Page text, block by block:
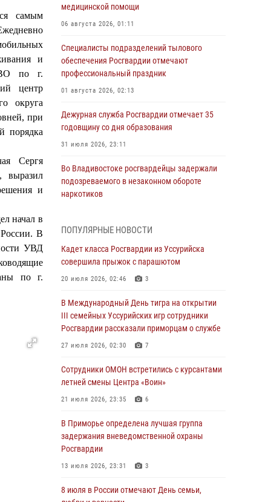
самым
и
по г.
центр
округа
при
порядка
Сергя
выразил
и
начал в
В
УВД
по г.
медицинской помощи
06 августа 2026, 01:11
Специалисты подразделений тылового
обеспечения Росгвардии отмечают
профессиональный праздник
01 августа 2026, 02:13
Дежурная служба Росгвардии отмечает 35
годовщину со дня образования
31 июля 2026, 23:11
Во Владивостоке росгвардейцы задержали
подозреваемого в незаконном обороте
наркотиков
Вопрос противодействия незаконному
обороту оружия рассмотрели на заседании
антитеррористической комиссии
Во Владивостоке во дворе жилого дома
сотрудники вневедомственной охраны
обнаружили запрещенные растения
В День Крещения Руси в Князь-
Владимирском храме – Главном храме
с крестным ходом
28 июля 2026, 10:29 3
Росгвардейцы в Приморье приняли участие в
28 июля 2026, 05:39 3
ПОПУЛЯРНЫЕ НОВОСТИ
Кадет класса Росгвардии из Уссурийска
совершила прыжок с парашютом
20 июля 2026, 02:46 3
В Международный День тигра на открытии
III семейных Уссурийских игр сотрудники
Росгвардии рассказали приморцам о службе
27 июля 2026, 02:30 7
Сотрудники ОМОН встретились с курсантами
летней смены Центра «Воин»
21 июля 2026, 23:35 6
В Приморье определена лучшая группа
задержания вневедомственной охраны
Росгвардии
13 июля 2026, 23:31 3
8 июля в России отмечают День семьи,